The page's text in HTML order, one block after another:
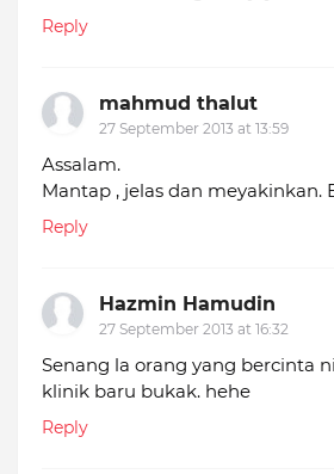
Reply
mahmud thalut
27 September 2013 at 13:59
Assalam.
Mantap , jelas dan meyakinkan.
Reply
Hazmin Hamudin
27 September 2013 at 16:32
Senang la orang yang bercinta
klinik baru bukak. hehe
Reply